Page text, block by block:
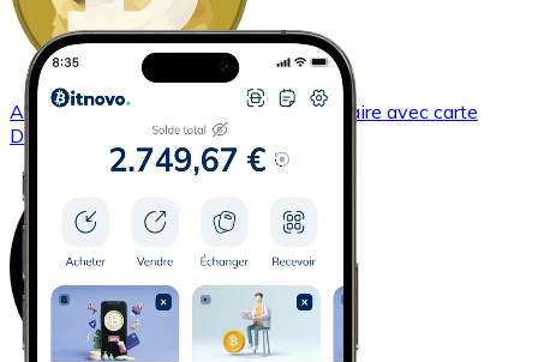
AcheterDogecoin avec virement bancaire avec carte
DOGE